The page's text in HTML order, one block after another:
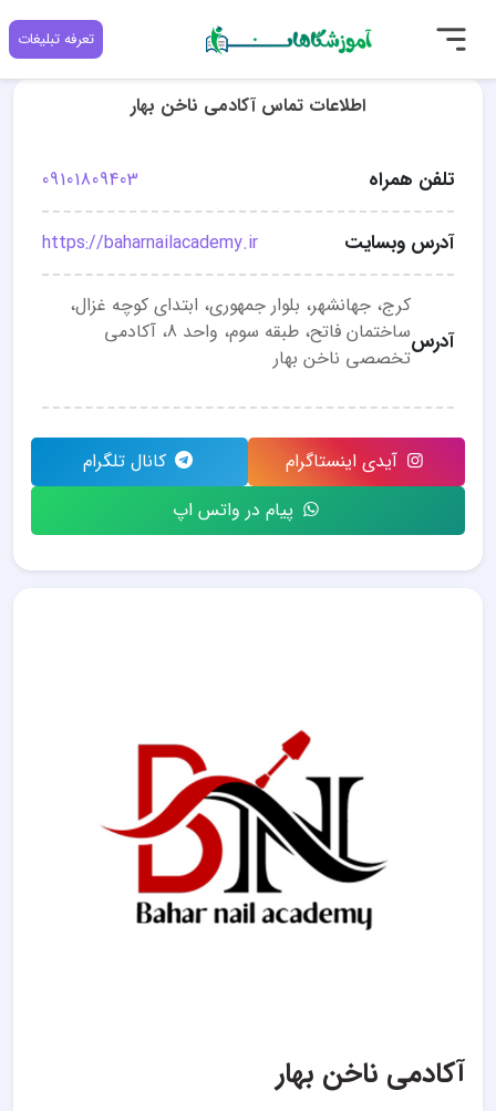
تعرفه تبلیغات
آکادمی ناخن بهار
اطلاعات تماس آکادمی ناخن بهار
تلفن همراه 09101809403
آدرس وبسایت https://baharnailacademy.ir
آدرس
کرج، جهانشهر، بلوار جمهوری، ابتدای کوچه غزال،
ساختمان فاتح، طبقه سوم، واحد 8، آکادمی
تخصصی ناخن بهار
آیدی اینستاگرام
کانال تلگرام
پیام در واتس اپ